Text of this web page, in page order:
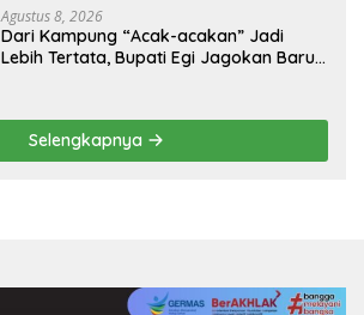
Agustus 8, 2026
Dari Kampung “Acak-acakan” Jadi
Lebih Tertata, Bupati Egi Jagokan Baru
Selengkapnya